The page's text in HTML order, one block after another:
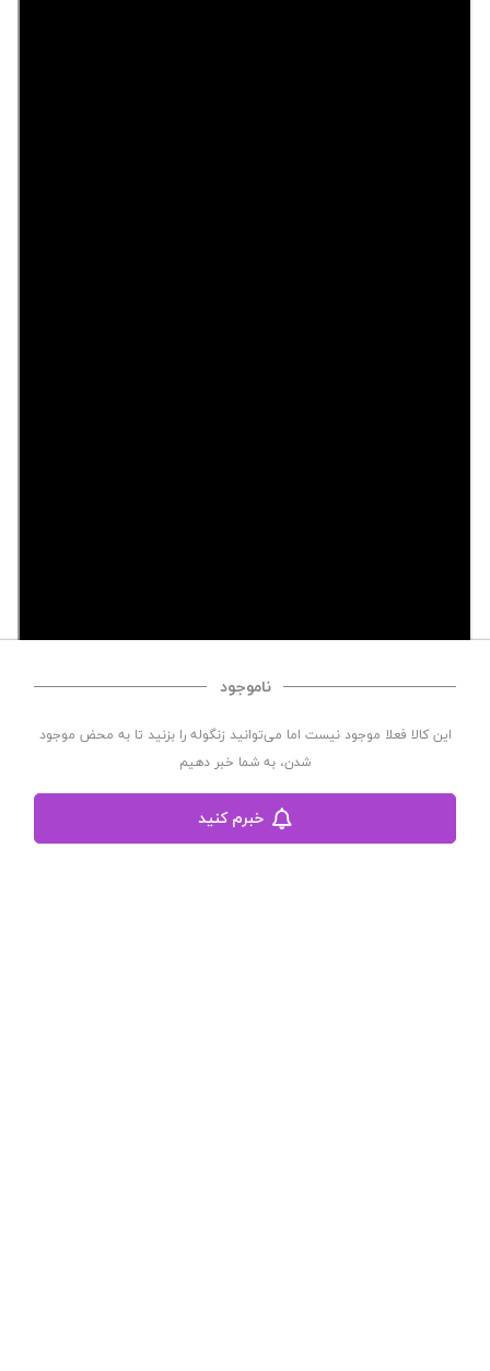
ناموجود
این کالا فعلا موجود نیست اما می‌توانید زنگوله را بزنید تا به محض موجود
شدن، به شما خبر دهیم
خبرم کنید